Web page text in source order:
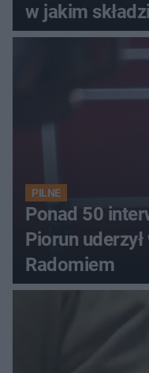
w jakim
PILNE
Ponad 50
Piorun
Radomiem